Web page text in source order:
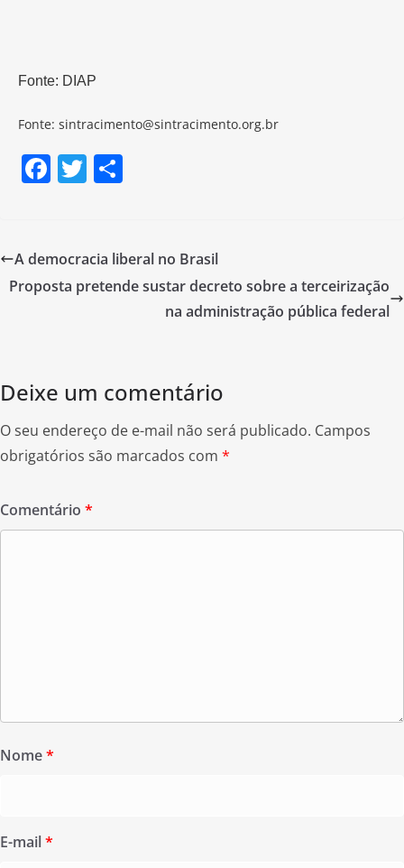
Fonte: DIAP
Fonte: sintracimento@sintracimento.org.br
F
e
b
T
er e
A democracia liberal no Brasil
Proposta pretende sustar decreto sobre a terceirização
na administração pública federal
Deixe um comentário
O seu endereço de e-mail não será publicado. Campos
obrigatórios são marcados com *
Comentário *
Nome*
E-mail*